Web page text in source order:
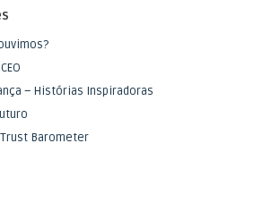
– Histórias Inspiradoras
Barometer